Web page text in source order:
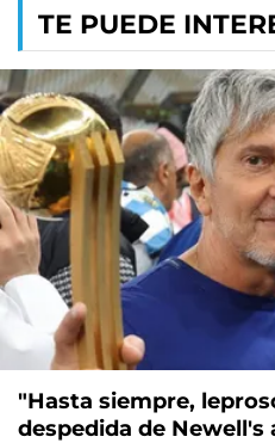
TE PUEDE
"Hasta siempre,
despedida de Newell's